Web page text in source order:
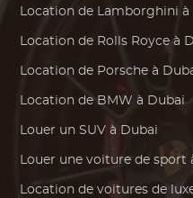
Location de Lamborghini à
Location de Rolls Royce à
Location de Porsche à
Location de BMW à Dubai
Louer un SUV à Dubai
Louer une voiture de sport
Location de voitures de